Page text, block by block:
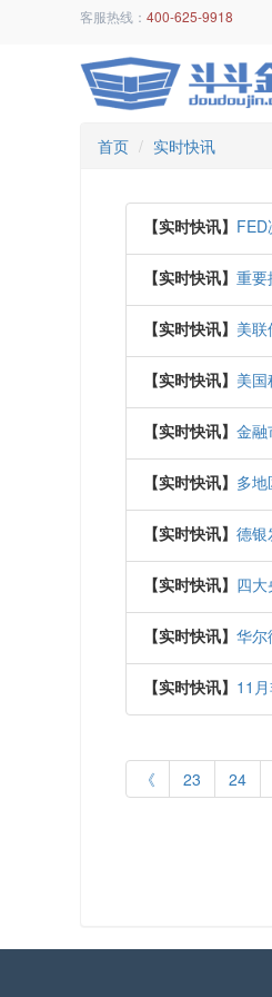
客服热线： 400-625-9918
首页 实时快讯
【实时快讯】
【实时快讯】 重要
【实时快讯】 美联
【实时快讯】 美
【实时快讯】 金融
【实时快讯】 多地
【实时快讯】 德银
【实时快讯】 四
【实时快讯】 华尔
【实时快讯】 11
《 23 24